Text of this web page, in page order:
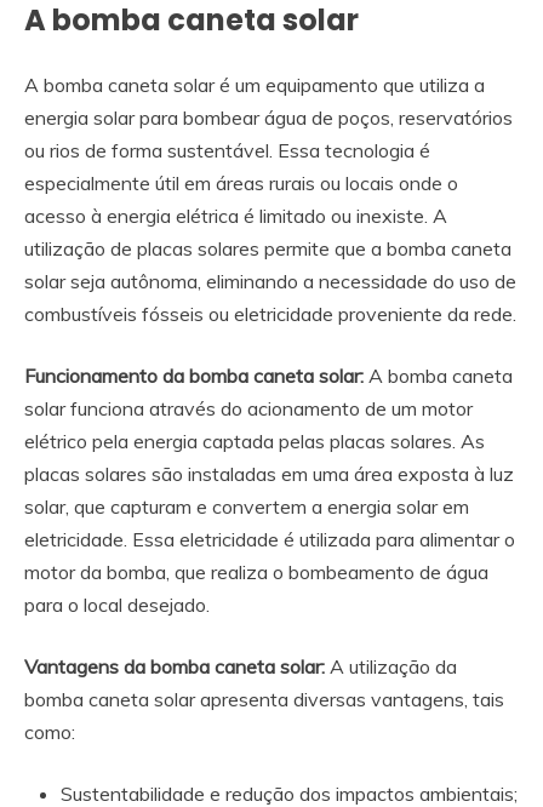
A bomba caneta solar
A bomba caneta solar é um equipamento que utiliza a
energia solar para bombear água de poços, reservatórios
ou rios de forma sustentável. Essa tecnologia é
especialmente útil em áreas rurais ou locais onde o
acesso à energia elétrica é limitado ou inexiste. A
utilização de placas solares permite que a bomba caneta
solar seja autônoma, eliminando a necessidade do uso de
combustíveis fósseis ou eletricidade proveniente da rede.
Funcionamento da bomba caneta solar: A bomba caneta
solar funciona através do acionamento de um motor
elétrico pela energia captada pelas placas solares. As
placas solares são instaladas em uma área exposta à luz
solar, que capturam e convertem a energia solar em
eletricidade. Essa eletricidade é utilizada para alimentar o
motor da bomba, que realiza o bombeamento de água
para o local desejado.
Vantagens da bomba caneta solar: A utilização da
bomba caneta solar apresenta diversas vantagens, tais
como:
Sustentabilidade e redução dos impactos ambientais;